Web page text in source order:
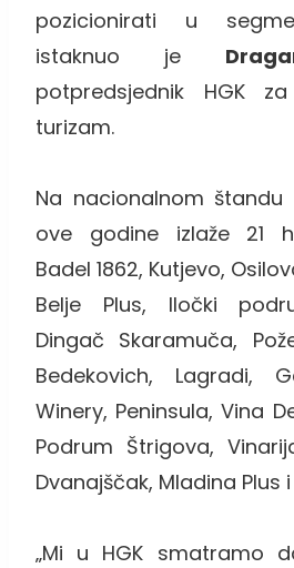
pozicionirati u
istaknuo je
potpredsjednik HGK
turizam.
Na nacionalnom štandu
ove godine izlaže 21
Badel 1862, Kutjevo,
Belje Plus, Iločki
Dingač Skaramuča,
Bedekovich, Lagradi,
Winery, Peninsula, Vina
Podrum Štrigova,
Dvanajščak, Mladina Plus i
„Mi u HGK smatramo